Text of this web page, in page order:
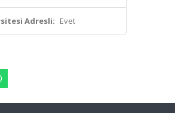
Adresli: Evet